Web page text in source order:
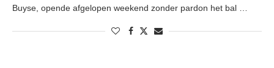
Buyse, opende afgelopen weekend zonder pardon het bal …